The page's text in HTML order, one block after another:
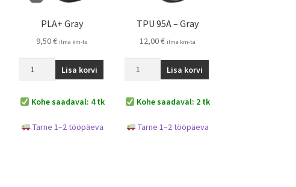
PLA+ Gray
9,50€ ilma km-ta
Lisa korvi
Kohe saadaval: 4 tk
Tarne 1–2 tööpäeva
TPU 95A – Gray
12,00€ ilma km-ta
Lisa korvi
Kohe saadaval: 2 tk
Tarne 1–2 tööpäeva